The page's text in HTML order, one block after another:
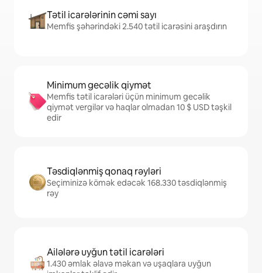
Tətil icarələrinin cəmi sayı
Memfis şəhərindəki 2.540 tətil icarəsini araşdırın
Minimum gecəlik qiymət
Memfis tətil icarələri üçün minimum gecəlik
qiymət vergilər və haqlar olmadan 10 $ USD təşkil
edir
Təsdiqlənmiş qonaq rəyləri
Seçiminizə kömək edəcək 168.330 təsdiqlənmiş
rəy
Ailələrə uyğun tətil icarələri
1.430 əmlak əlavə məkan və uşaqlara uyğun